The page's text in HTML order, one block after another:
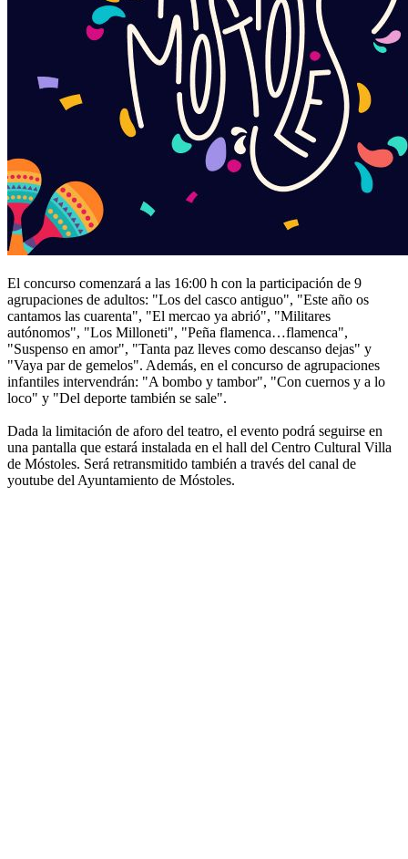
El concurso comenzará a las 16:00 h con la participación de 9
agrupaciones de adultos: "Los del casco antiguo", "Este año os
cantamos las cuarenta", "El mercao ya abrió", "Militares
autónomos", "Los Milloneti", "Peña flamenca…flamenca",
"Suspenso en amor", "Tanta paz lleves como descanso dejas" y
"Vaya par de gemelos". Además, en el concurso de agrupaciones
infantiles intervendrán: "A bombo y tambor", "Con cuernos y a lo
loco" y "Del deporte también se sale".
Dada la limitación de aforo del teatro, el evento podrá seguirse en
una pantalla que estará instalada en el hall del Centro Cultural Villa
de Móstoles. Será retransmitido también a través del canal de
youtube del Ayuntamiento de Móstoles.